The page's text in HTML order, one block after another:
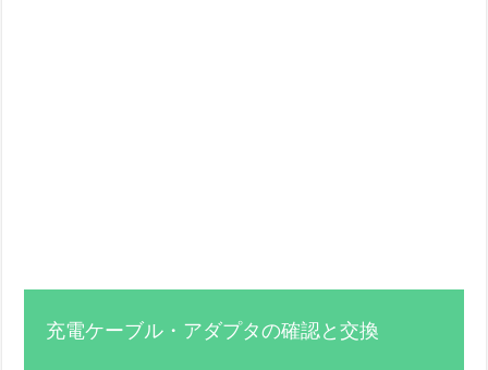
充電ケーブル・アダプタの確認と交換